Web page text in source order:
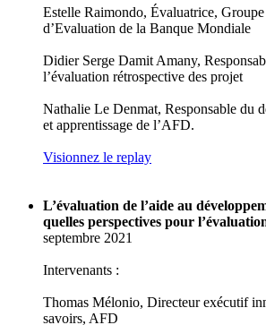
Estelle Raimondo, Évaluatrice,
d’Evaluation de la Banque Mondiale
Didier Serge Damit Amany,
l’évaluation rétrospective des projet
Nathalie Le Denmat, Responsable du
et apprentissage de l’AFD.
Visionnez le replay
L’évaluation de l’aide au
quelles perspectives pour
septembre 2021
Intervenants :
Thomas Mélonio, Directeur exécutif
savoirs, AFD